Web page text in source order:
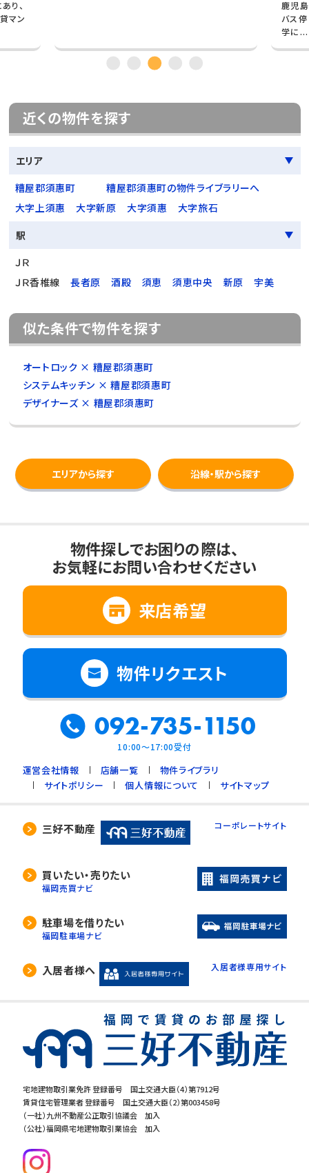
り、
マン
鹿児
バス
学に...
近くの物件を探す
エリア
糟屋郡須惠町
糟屋郡須惠町の物件ライブラリーへ
大字上須惠
大字新原 大字須惠
大字旅石
駅
ＪＲ
ＪＲ香椎線
長者原 酒殿 須恵 須恵中央 新原 宇美
似た条件で物件を探す
オートロック × 糟屋郡須惠町
システムキッチン × 糟屋郡須惠町
デザイナーズ × 糟屋郡須惠町
エリアから探す 沿線・駅から探す
宅地建物取引業免許 登録番号 国土交通大臣（4）第7912号
賃貸住宅管理業者 登録番号 国土交通大臣（2）第003458号
（一社）九州不動産公正取引協議会 加入
（公社）福岡県宅地建物取引業協会 加入
物件探しでお困りの際は、
お気軽にお問い合わせください
来店希望
物件リクエスト
092-735-1150
10:00～17:00受付
運営会社情報 店舗一覧
物件ライブラリ
サイトポリシー
個人情報について サイトマップ
三好不動産 コーポレートサイト
買いたい・売りたい
福岡売買ナビ
駐車場を借りたい
福岡駐車場ナビ
入居者様へ 入居者様専用サイト